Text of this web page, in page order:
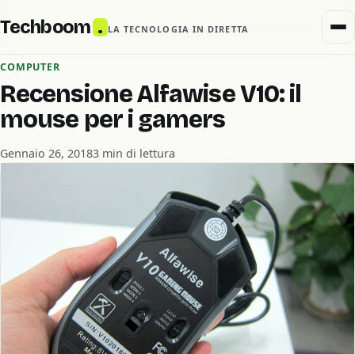
Techboom . LA TECNOLOGIA IN DIRETTA
COMPUTER
Recensione Alfawise V10: il
mouse per i gamers
Gennaio 26, 20183 min di lettura